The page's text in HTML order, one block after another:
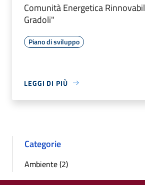
Comunità Energetica
Gradoli"
Piano di sviluppo
LEGGI DI PIÙ
Categorie
Ambiente (2)